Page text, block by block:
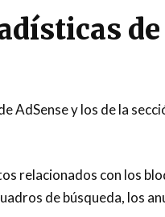
de
y los de la
relacionados con los
de búsqueda, los